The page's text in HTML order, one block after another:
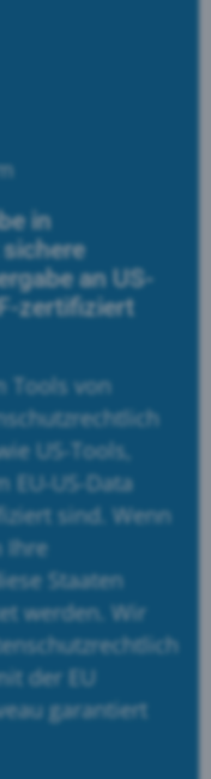
in
an US-
zertifiziert
Tools von
US-Tools,
EU-US-Data
sind. Wenn
Ihre
Staaten
werden. Wir
der EU
garantiert